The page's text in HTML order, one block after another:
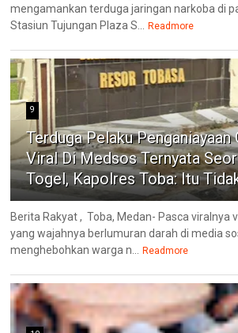
mengamankan terduga jaringan narkoba di
Stasiun Tujungan Plaza S... Readmore
9
Terduga Pelaku Penganiayaan
Viral Di Medsos Ternyata
Togel, Kapolres Toba: Itu
Berita Rakyat , Toba, Medan- Pasca viralnya
yang wajahnya berlumuran darah di media
menghebohkan warga n... Readmore